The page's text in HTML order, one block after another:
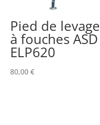
Pied de levage
à fouches ASD
ELP620
80,00 €